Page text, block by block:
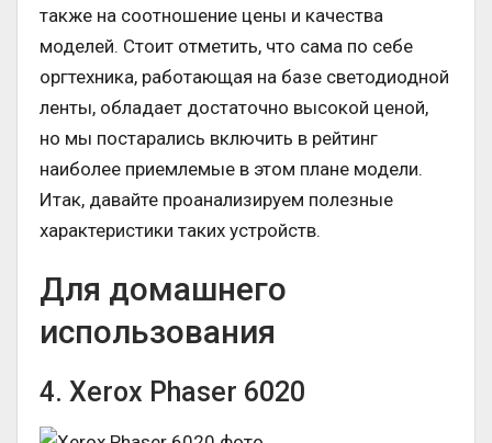
также на соотношение цены и качества
моделей. Стоит отметить, что сама по себе
оргтехника, работающая на базе светодиодной
ленты, обладает достаточно высокой ценой,
но мы постарались включить в рейтинг
наиболее приемлемые в этом плане модели.
Итак, давайте проанализируем полезные
характеристики таких устройств.
Для домашнего
использования
4. Xerox Phaser 6020